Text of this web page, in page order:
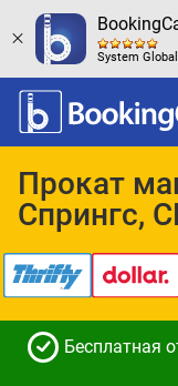
System
Прокат
Спрингс,
Бесплатная